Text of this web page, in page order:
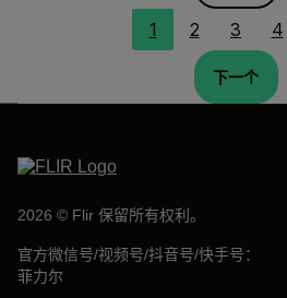
1 2 3 4
下一个
2026 © Flir 保留所有权利。
官方微信号/视频号/抖音号/快手号：
菲力尔